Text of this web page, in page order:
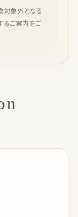
対象外となる
るご案内をご